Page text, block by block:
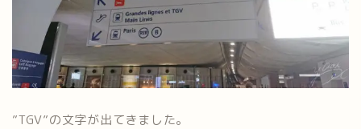
”TGV”の文字が出てきました。